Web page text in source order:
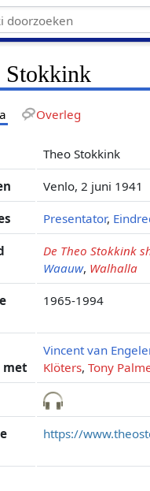
Stokkink
Overleg
Theo Stokkink
Venlo, 2 juni 1941
Presentator,
De Theo Stokkink
Waauw, Walhalla
1965-1994
met
Vincent van
Klöters,Tony
https://